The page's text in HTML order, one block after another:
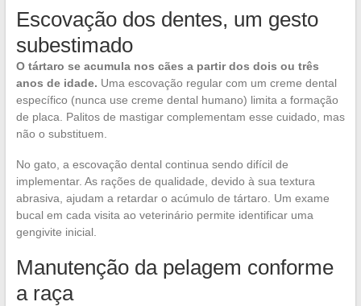
Escovação dos dentes, um gesto
subestimado
O tártaro se acumula nos cães a partir dos dois ou três
anos de idade. Uma escovação regular com um creme dental
específico (nunca use creme dental humano) limita a formação
de placa. Palitos de mastigar complementam esse cuidado, mas
não o substituem.
No gato, a escovação dental continua sendo difícil de
implementar. As rações de qualidade, devido à sua textura
abrasiva, ajudam a retardar o acúmulo de tártaro. Um exame
bucal em cada visita ao veterinário permite identificar uma
gengivite inicial.
Manutenção da pelagem conforme
a raça